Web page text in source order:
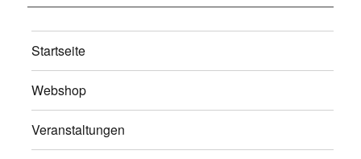
Startseite
Webshop
Veranstaltungen